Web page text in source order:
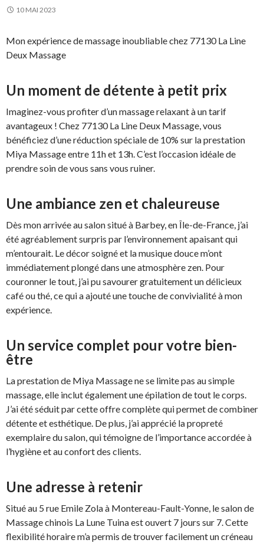
10 MAI 2023
Mon expérience de massage inoubliable chez 77130 La Line
Deux Massage
Un moment de détente à petit prix
Imaginez-vous profiter d’un massage relaxant à un tarif
avantageux ! Chez 77130 La Line Deux Massage, vous
bénéficiez d’une réduction spéciale de 10% sur la prestation
Miya Massage entre 11h et 13h. C’est l’occasion idéale de
prendre soin de vous sans vous ruiner.
Une ambiance zen et chaleureuse
Dès mon arrivée au salon situé à Barbey, en Île-de-France, j’ai
été agréablement surpris par l’environnement apaisant qui
m’entourait. Le décor soigné et la musique douce m’ont
immédiatement plongé dans une atmosphère zen. Pour
couronner le tout, j’ai pu savourer gratuitement un délicieux
café ou thé, ce qui a ajouté une touche de convivialité à mon
expérience.
Un service complet pour votre bien-
être
La prestation de Miya Massage ne se limite pas au simple
massage, elle inclut également une épilation de tout le corps.
J’ai été séduit par cette offre complète qui permet de combiner
détente et esthétique. De plus, j’ai apprécié la propreté
exemplaire du salon, qui témoigne de l’importance accordée à
l’hygiène et au confort des clients.
Une adresse à retenir
Situé au 5 rue Emile Zola à Montereau-Fault-Yonne, le salon de
Massage chinois La Lune Tuina est ouvert 7 jours sur 7. Cette
flexibilité horaire m’a permis de trouver facilement un créneau